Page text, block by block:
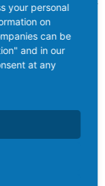
3PMSF /
directivas
your personal
on
can be
and in our
at any